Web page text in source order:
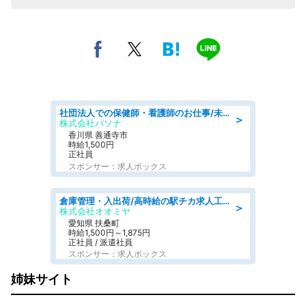
＞
社団法人での保健師・看護師のお仕事/未経験OK/要資格:普通免許、保健師、正看護師
株式会社パソナ
香川県 善通寺市
時給1,500円
正社員
スポンサー：求人ボックス
＞
倉庫管理・入出荷/高時給の駅チカ求人工場内で荷物の受け取り・確認スタッフ
株式会社オオミヤ
愛知県 扶桑町
時給1,500円～1,875円
正社員 / 派遣社員
スポンサー：求人ボックス
姉妹サイト